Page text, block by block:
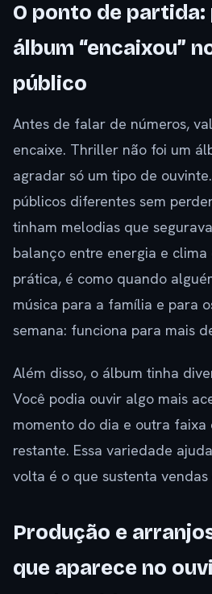
O ponto de partida:
álbum “encaixou”
público
Antes de falar de números,
encaixe. Thriller não foi um
agradar só um tipo de
públicos diferentes sem
tinham melodias que
balanço entre energia e clima
prática, é como quando
música para a família e para
semana: funciona para mais
Além disso, o álbum tinha
Você podia ouvir algo mais
momento do dia e outra faixa
restante. Essa variedade
volta é o que sustenta vendas
Produção e
que aparece no